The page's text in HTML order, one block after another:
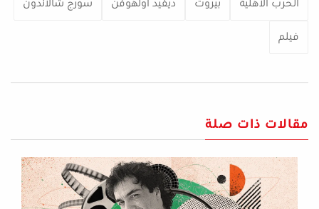
الحرب الأهلية بيروت ديفيد أولهوفن سورج شالاندون
فيلم
مقالات ذات صلة